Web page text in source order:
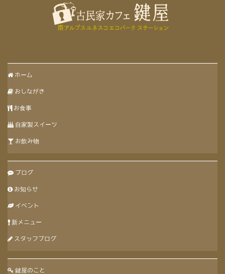
ホーム
おしながき
お食事
自家製スイーツ
お飲み物
ブログ
お知らせ
イベント
新メニュー
スタッフブログ
鍵屋のこと